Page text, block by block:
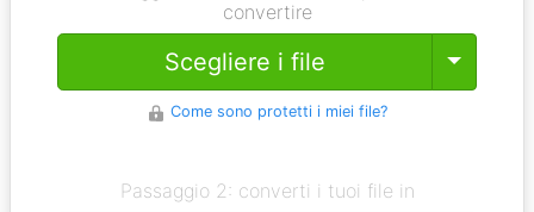
convertire
Scegliere i file Toggle
Come sono protetti i miei file?
Passaggio 2: converti i tuoi file in